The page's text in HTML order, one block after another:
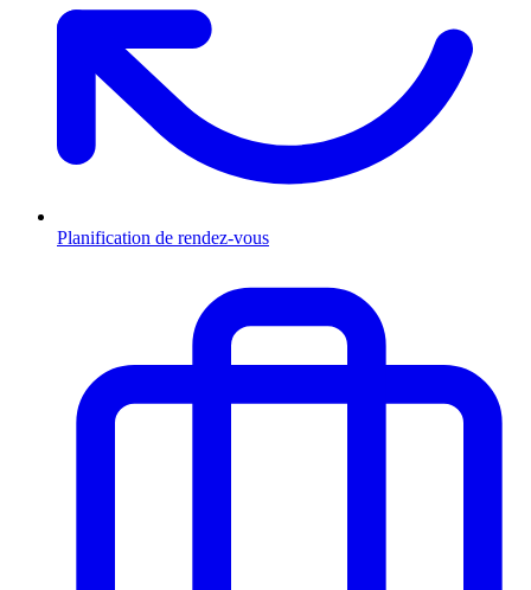
Planification de rendez-vous